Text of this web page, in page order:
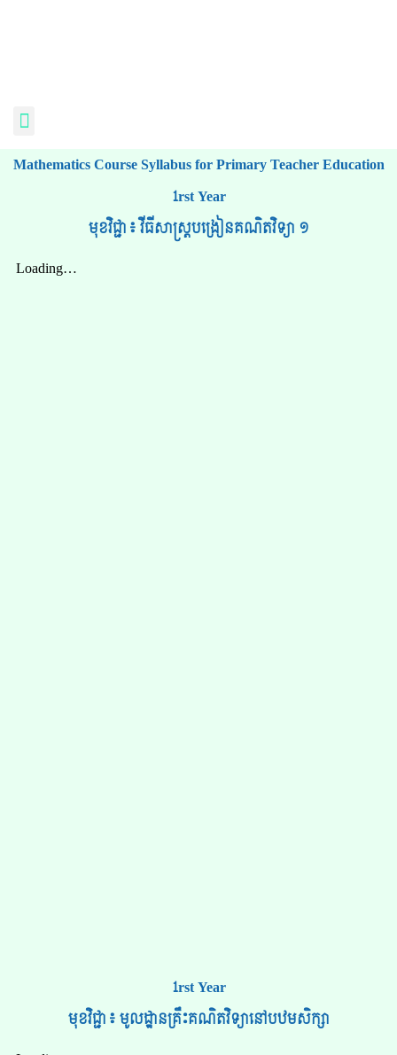
Mathematics Course Syllabus for Primary Teacher Education
1rst Year
មុខវិជ្ជា៖ វីធីសាស្ត្របង្រៀនគណិតវិទ្យា ១
1rst Year
មុខវិជ្ជា៖ មូលដ្ឋានគ្រឹះគណិតវិទ្យានៅបឋមសិក្សា